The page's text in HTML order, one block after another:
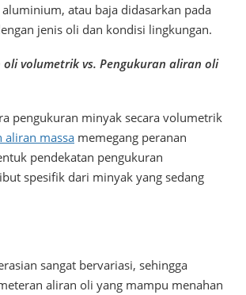
atau baja didasarkan pada
jenis oli dan kondisi lingkungan.
volumetrik vs. Pengukuran aliran oli
pengukuran minyak secara volumetrik
aliran massa memegang peranan
pendekatan pengukuran
spesifik dari minyak yang sedang
sangat bervariasi, sehingga
aliran oli yang mampu menahan